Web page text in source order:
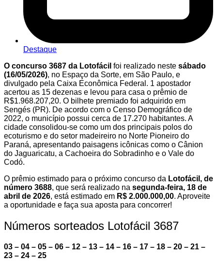
Destaque
O concurso 3687 da Lotofácil foi realizado neste sábado
(16/05/2026), no Espaço da Sorte, em São Paulo, e
divulgado pela Caixa Econômica Federal. 1 apostador
acertou as 15 dezenas e levou para casa o prêmio de
R$1.968.207,20. O bilhete premiado foi adquirido em
Sengés (PR). De acordo com o Censo Demográfico de
2022, o município possui cerca de 17.270 habitantes. A
cidade consolidou-se como um dos principais polos do
ecoturismo e do setor madeireiro no Norte Pioneiro do
Paraná, apresentando paisagens icônicas como o Cânion
do Jaguaricatu, a Cachoeira do Sobradinho e o Vale do
Codó.
O prêmio estimado para o próximo concurso da Lotofácil, de
número 3688, que será realizado na segunda-feira, 18 de
abril de 2026, está estimado em R$ 2.000.000,00. Aproveite
a oportunidade e faça sua aposta para concorrer!
Números sorteados Lotofácil 3687
03 – 04 – 05 – 06 – 12 – 13 – 14 – 16 – 17 – 18 – 20 – 21 –
23 – 24 – 25